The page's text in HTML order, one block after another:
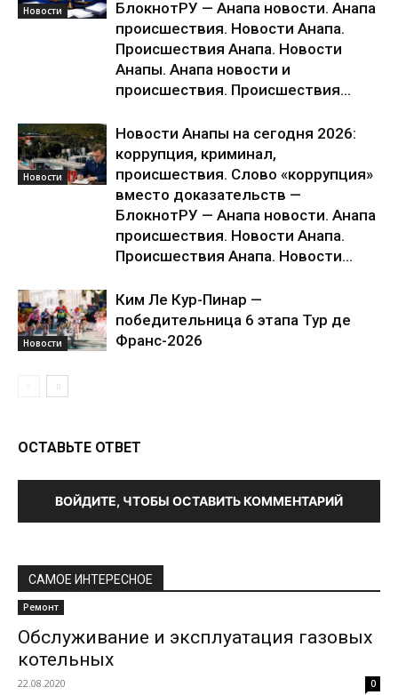
Новости
БлокнотРУ — Анапа новости. Анапа
происшествия. Новости Анапа.
Происшествия Анапа. Новости
Анапы. Анапа новости и
происшествия. Происшествия...
Новости
Новости Анапы на сегодня 2026:
коррупция, криминал,
происшествия. Слово «коррупция»
вместо доказательств —
БлокнотРУ — Анапа новости. Анапа
происшествия. Новости Анапа.
Происшествия Анапа. Новости...
Новости
Ким Ле Кур-Пинар —
победительница 6 этапа Тур де
Франс-2026
ОСТАВЬТЕ ОТВЕТ
ВОЙДИТЕ, ЧТОБЫ ОСТАВИТЬ КОММЕНТАРИЙ
САМОЕ ИНТЕРЕСНОЕ
Ремонт
Обслуживание и эксплуатация газовых
котельных
22.08.2020 0